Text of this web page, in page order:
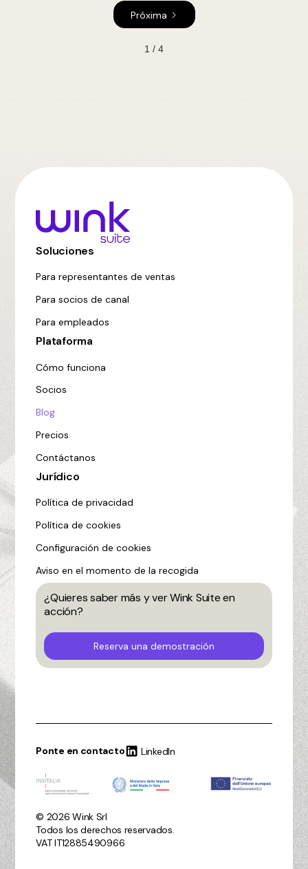
Próxima
1 / 4
Soluciones
Para representantes de ventas
Para socios de canal
Para empleados
Plataforma
Cómo funciona
Socios
Blog
Precios
Contáctanos
Jurídico
Política de privacidad
Política de cookies
Configuración de cookies
Aviso en el momento de la recogida
¿Quieres saber más y ver Wink Suite en
acción?
Reserva una demostración
© 2026 Wink Srl
Todos los derechos reservados.
VAT IT12885490966
Ponte en contacto LinkedIn